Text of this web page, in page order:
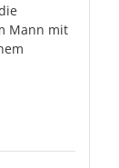
Mann mit